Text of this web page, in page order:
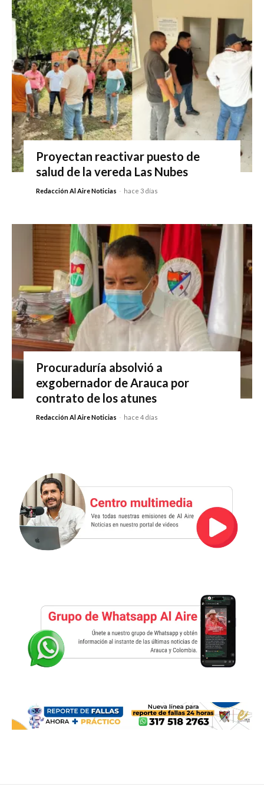
Proyectan reactivar puesto de
salud de la vereda Las Nubes
Redacción Al Aire Noticias - hace 3 días
Procuraduría absolvió a
exgobernador de Arauca por
contrato de los atunes
Redacción Al Aire Noticias - hace 4 días